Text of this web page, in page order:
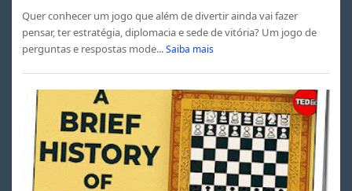
Quer conhecer um jogo que além de divertir ainda vai fazer
pensar, ter estratégia, diplomacia e sede de vitória? Um jogo de
perguntas e respostas mode... Saiba mais